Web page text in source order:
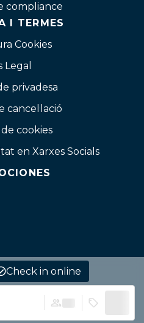
Check in online
compliance
I TERMES
Cookies
Legal
privadesa
cancel·lació
cookies
en Xarxes Socials